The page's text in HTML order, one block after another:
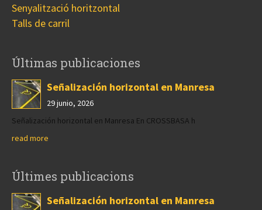
Senyalització horitzontal
Talls de carril
Últimas publicaciones
Señalización horizontal en Manresa
29 junio, 2026
Señalización horizontal en Manresa En CROSSBASA h
read more
Últimes publicacions
Señalización horizontal en Manresa